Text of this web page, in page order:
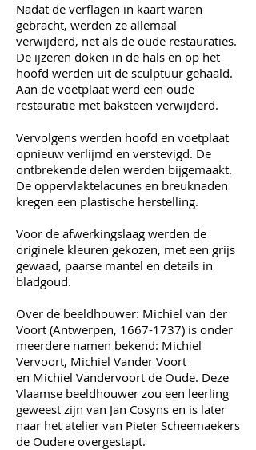
Nadat de verflagen in kaart waren
gebracht, werden ze allemaal
verwijderd, net als de oude restauraties.
De ijzeren doken in de hals en op het
hoofd werden uit de sculptuur gehaald.
Aan de voetplaat werd een oude
restauratie met baksteen verwijderd.
Vervolgens werden hoofd en voetplaat
opnieuw verlijmd en verstevigd. De
ontbrekende delen werden bijgemaakt.
De oppervlaktelacunes en breuknaden
kregen een plastische herstelling.
Voor de afwerkingslaag werden de
originele kleuren gekozen, met een grijs
gewaad, paarse mantel en details in
bladgoud.
Over de beeldhouwer: Michiel van der
Voort (Antwerpen, 1667-1737) is onder
meerdere namen bekend: Michiel
Vervoort, Michiel Vander Voort
en Michiel Vandervoort de Oude. Deze
Vlaamse beeldhouwer zou een leerling
geweest zijn van Jan Cosyns en is later
naar het atelier van Pieter Scheemaekers
de Oudere overgestapt.